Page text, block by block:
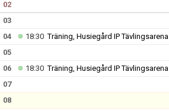
02
03
04
18:30Träning, Husiegård IP Tävlingsarena
05
06
18:30Träning, Husiegård IP Tävlingsarena
07
08